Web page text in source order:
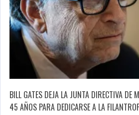
BILL GATES DEJA LA JUNTA DIRECTIVA DE
45 AÑOS PARA DEDICARSE A LA